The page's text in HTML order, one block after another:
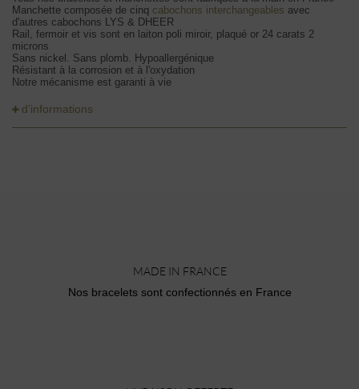
Manchette composée de cinq cabochons interchangeables avec
d'autres cabochons LYS & DHEER
Rail, fermoir et vis sont en laiton poli miroir, plaqué or 24 carats 2
microns
Sans nickel. Sans plomb. Hypoallergénique
Résistant à la corrosion et à l'oxydation
Notre mécanisme est garanti à vie
d’informations
MADE IN FRANCE
Nos bracelets sont confectionnés en France